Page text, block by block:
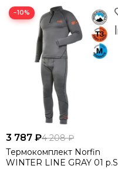
−10%
3 787 ₽4 208 ₽
Термокомплект Norfin
WINTER LINE GRAY 01 р.S